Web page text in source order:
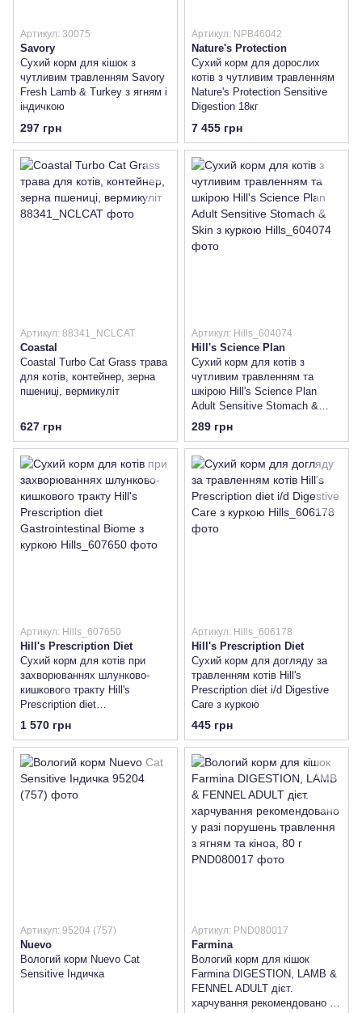
Артикул: 30075
Savory
Сухий корм для кішок з
чутливим травленням Savory
Fresh Lamb & Turkey з ягням і
індичкою
297 грн
Артикул: NPB46042
Nature's Protection
Сухий корм для дорослих
котів з чутливим травленням
Nature's Protection Sensitive
Digestion 18кг
7 455 грн
Артикул: 88341_NCLCAT
Coastal
Coastal Turbo Cat Grass трава
для котів, контейнер, зерна
пшениці, вермикуліт
627 грн
Артикул: Hills_604074
Hill's Science Plan
Сухий корм для котів з
чутливим травленням та
шкірою Hill's Science Plan
Adult Sensitive Stomach &
Skin з куркою
289 грн
Артикул: Hills_607650
Hill's Prescription Diet
Сухий корм для котів при
захворюваннях шлунково-
кишкового тракту Hill's
Prescription diet
Gastrointestinal Biome з
1 570 грн
Артикул: Hills_606178
Hill's Prescription Diet
Сухий корм для догляду за
травленням котів Hill's
Prescription diet i/d Digestive
Care з куркою
445 грн
Артикул: 95204 (757)
Nuevo
Вологий корм Nuevo Cat
Sensitive Індичка
Артикул: PND080017
Farmina
Вологий корм для кішок
Farmina DIGESTION, LAMB &
FENNEL ADULT дієт.
харчування рекомендовано у